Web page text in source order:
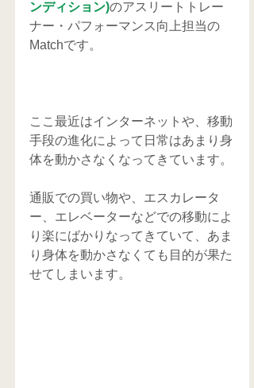
ンディション)のアスリートトレー
ナー・パフォーマンス向上担当の
Matchです。
ここ最近はインターネットや、移動
手段の進化によって日常はあまり身
体を動かさなくなってきています。
通販での買い物や、エスカレータ
ー、エレベーターなどでの移動によ
り楽にばかりなってきていて、あま
り身体を動かさなくても目的が果た
せてしまいます。